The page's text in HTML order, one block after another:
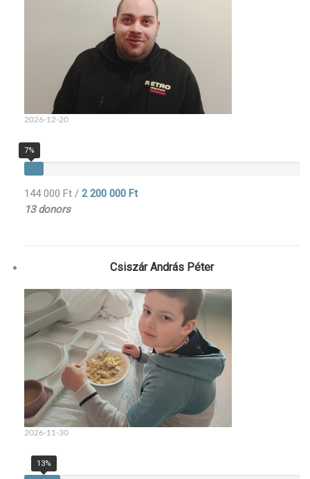
2026-12-20
7%
144 000 Ft / 2 200 000 Ft
13 donors
Csiszár András Péter
2026-11-30
13%